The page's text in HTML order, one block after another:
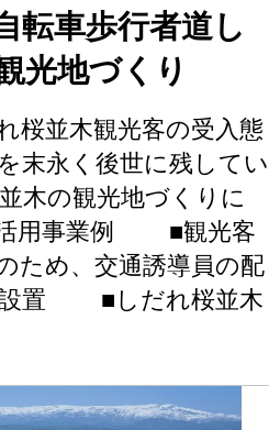
転車歩行者道し
光地づくり
桜並木観光客の受入態
末永く後世に残してい
木の観光地づくりに
用事業例 ■観光客
ため、交通誘導員の配
設置 ■しだれ桜並木
管理